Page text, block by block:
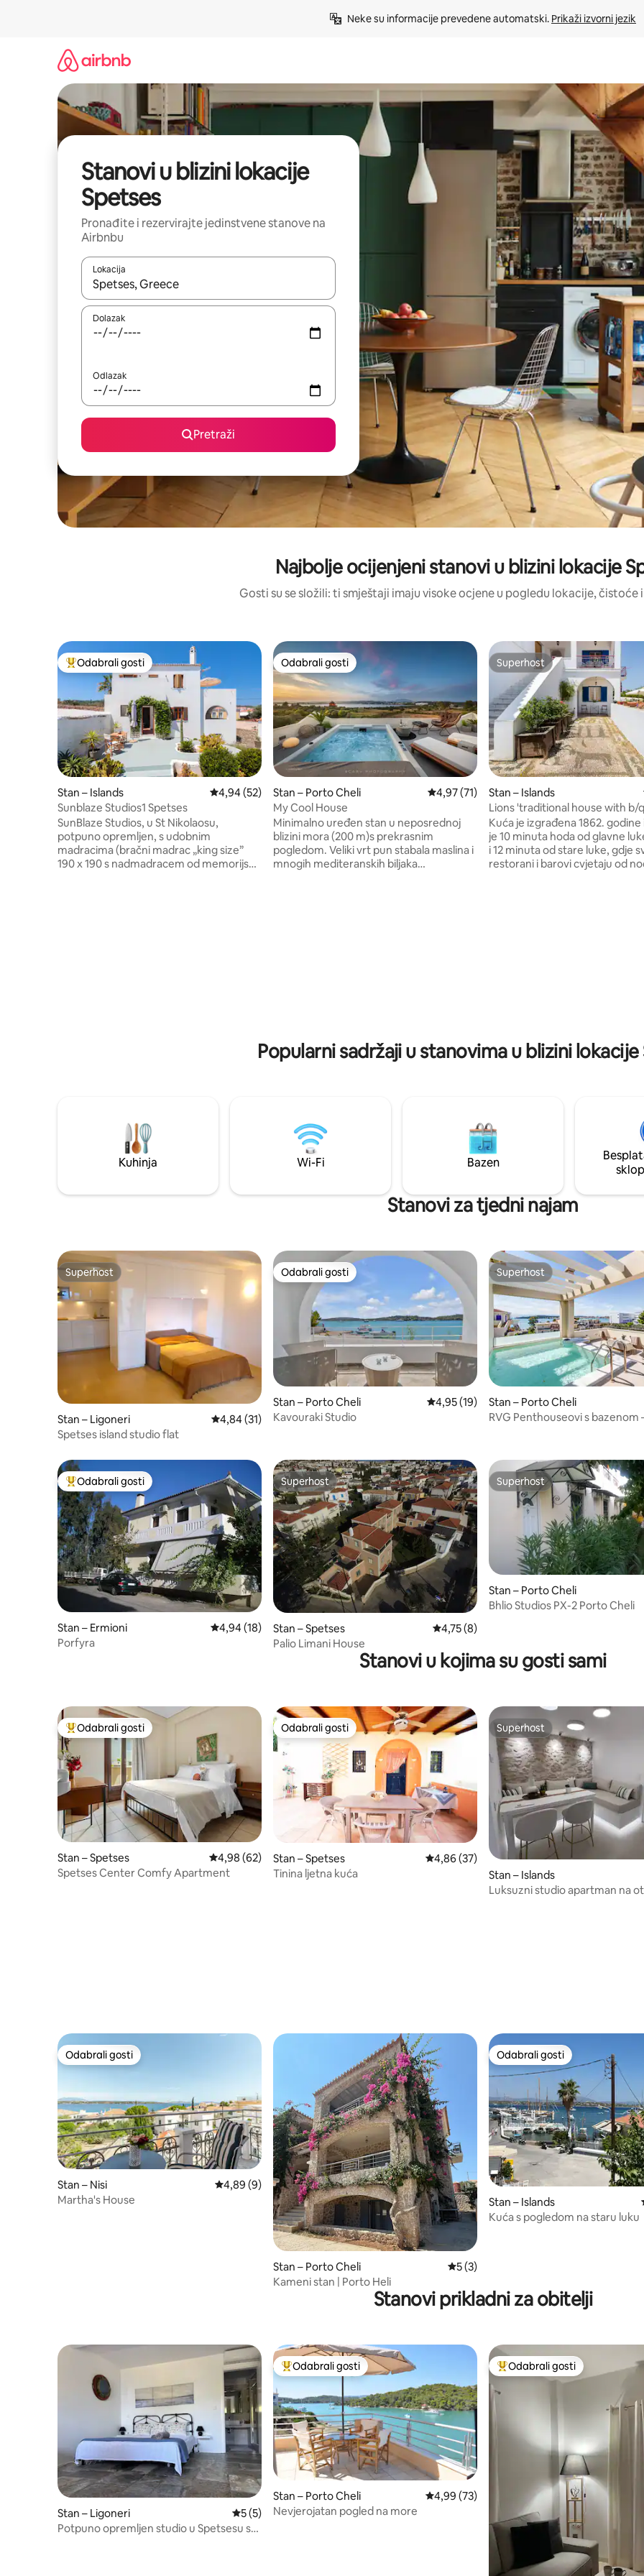
Neke su informacije prevedene automatski. Prikaži izvorni jezik
Stanovi u blizini lokacije
Spetses
Pronađite i rezervirajte jedinstvene stanove na
Airbnbu
Lokacija
Kada budu dostupni rezultati, moći ćete ih pregledati koristeći se strelicama prema gore i prema dolje, kao i dodirom ili
Dolazak
Odlazak
Pretraži
Najbolje ocijenjeni stanovi u blizini lokacije
Gosti su se složili: ti smještaji imaju visoke ocjene u pogledu lokacije, čistoće
Među najviše rangiranima s oznakom „Odabrali gosti”
Odabrali gosti
Stan – Islands Prosječna ocjena: 4,94/5, recenzija: 52
4,94 (52)
Sunblaze Studios1 Spetses
SunBlaze Studios, u St Nikolaosu,
potpuno opremljen, s udobnim
madracima (bračni madrac „king size”
190 x 190 s nadmadracem od memorijske
Odabrali gosti
Odabrali gosti
Stan – Porto Cheli Prosječna ocjena: 4,97/5, recenzija: 71
4,97 (71)
My Cool House
Minimalno uređen stan u neposrednoj
blizini mora (200 m)s prekrasnim
pogledom. Veliki vrt pun stabala maslina i
mnogih mediteranskih biljaka
Superhost
Superhost
Stan – Islands
Lions 'traditional house with b/
space
Kuća je izgrađena 1862. godine
je 10 minuta hoda od glavne
i 12 minuta od stare luke, gdje
restorani i barovi cvjetaju od
Popularni sadržaji u stanovima u blizini lokacije
Kuhinja Wi-Fi Bazen
Stanovi za tjedni najam
Superhost
Superhost
Stan – Ligoneri Prosječna ocjena: 4,84/5, recenzija: 31
4,84 (31)
Spetses island studio flat
Odabrali gosti
Odabrali gosti
Stan – Porto Cheli Prosječna ocjena: 4,95/5, recenzija: 19
4,95 (19)
Kavouraki Studio
Superhost
Superhost
Stan – Porto Cheli
RVG Penthouseovi s bazenom
Među najviše rangiranima s oznakom „Odabrali gosti”
Odabrali gosti
Stan – Ermioni Prosječna ocjena: 4,94/5, recenzija: 18
4,94 (18)
Porfyra
Superhost
Superhost
Stan – Spetses Prosječna ocjena: 4,75/5, recenzija: 8
4,75 (8)
Palio Limani House
Superhost
Superhost
Stan – Porto Cheli
Bhlio Studios PX-2 Porto Cheli
Stanovi u kojima su gosti sami
Među najviše rangiranima s oznakom „Odabrali gosti”
Odabrali gosti
Stan – Spetses Prosječna ocjena: 4,98/5, recenzija: 62
4,98 (62)
Spetses Center Comfy Apartment
Odabrali gosti
Odabrali gosti
Stan – Spetses Prosječna ocjena: 4,86/5, recenzija: 37
4,86 (37)
Tinina ljetna kuća
Superhost
Superhost
Stan – Islands
Luksuzni studio apartman na
Odabrali gosti
Odabrali gosti
Stan – Nisi Prosječna ocjena: 4,89/5, recenzija: 9
4,89 (9)
Martha's House
Stan – Porto Cheli Prosječna ocjena: 5/5, recenzija: 3
5 (3)
Kameni stan | Porto Heli
Odabrali gosti
Odabrali gosti
Stan – Islands
Kuća s pogledom na staru luku
Stanovi prikladni za obitelji
Stan – Ligoneri Prosječna ocjena: 5/5, recenzija: 5
5 (5)
Potpuno opremljen studio u Spetsesu s
Među najviše rangiranima s oznakom „Odabrali gosti”
Odabrali gosti
Stan – Porto Cheli Prosječna ocjena: 4,99/5, recenzija: 73
4,99 (73)
Nevjerojatan pogled na more
Među najviše rangiranima s
Odabrali gosti